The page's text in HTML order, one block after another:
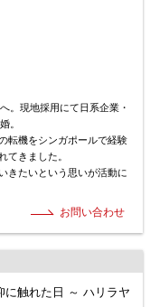
。現地採用にて日系企業・
。
転機をシンガポールで経験
てきました。
きたいという思いが活動に
お問い合わせ
に触れた日 ～ ハリラヤ